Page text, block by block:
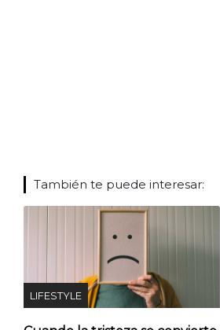
También te puede interesar:
LIFESTYLE